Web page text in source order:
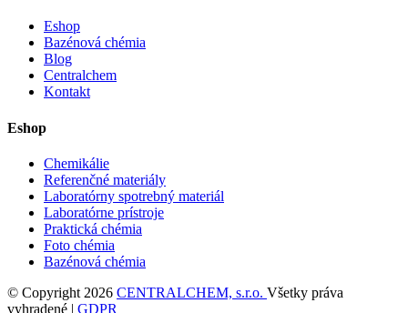
Eshop
Bazénová chémia
Blog
Centralchem
Kontakt
Eshop
Chemikálie
Referenčné materiály
Laboratórny spotrebný materiál
Laboratórne prístroje
Praktická chémia
Foto chémia
Bazénová chémia
© Copyright 2026 CENTRALCHEM, s.r.o. Všetky práva
vyhradené | GDPR